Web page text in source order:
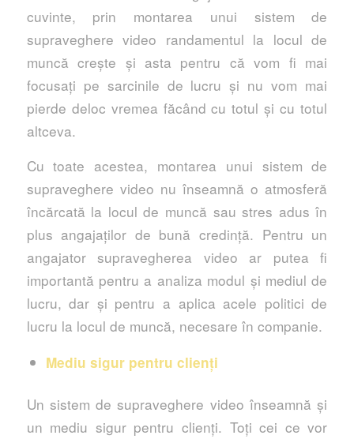
cuvinte, prin montarea unui sistem de
supraveghere video randamentul la locul de
muncă crește și asta pentru că vom fi mai
focusați pe sarcinile de lucru și nu vom mai
pierde deloc vremea făcând cu totul și cu totul
altceva.
Cu toate acestea, montarea unui sistem de
supraveghere video nu înseamnă o atmosferă
încărcată la locul de muncă sau stres adus în
plus angajaților de bună credință. Pentru un
angajator supravegherea video ar putea fi
importantă pentru a analiza modul și mediul de
lucru, dar și pentru a aplica acele politici de
lucru la locul de muncă, necesare în companie.
Mediu sigur pentru clienți
Un sistem de supraveghere video înseamnă și
un mediu sigur pentru clienți. Toți cei ce vor